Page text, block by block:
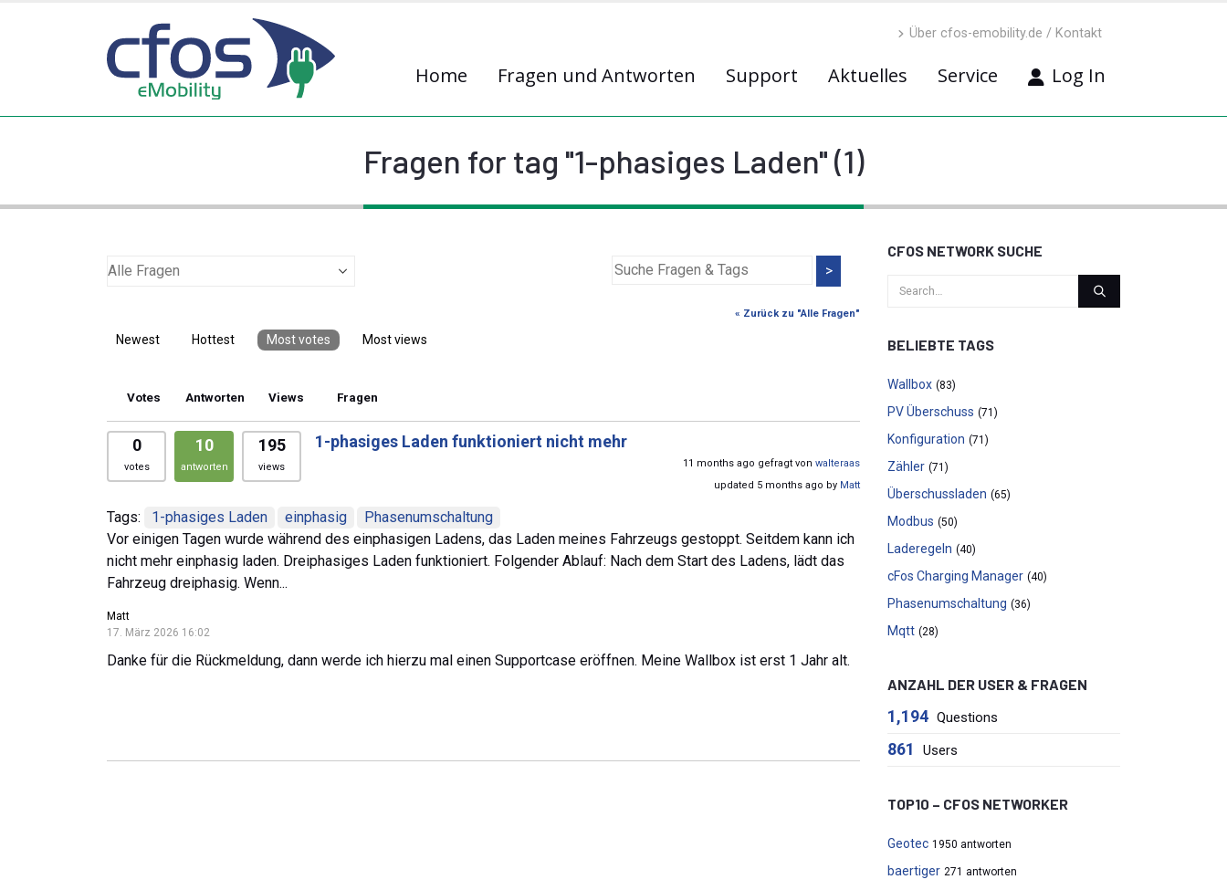
Über cfos-emobility.de / Kontakt
Home Fragen und Antworten Support Aktuelles Service Log In
Fragen for tag "1-phasiges Laden" (1)
>
« Zurück zu "Alle Fragen"
Newest Hottest Most votes Most views
Votes Antworten Views Fragen
0
votes
10
antworten
195
views
1-phasiges Laden funktioniert nicht mehr
11 months ago gefragt von walteraas
updated 5 months ago by Matt
Tags: 1-phasiges Laden einphasig
Phasenumschaltung
Vor einigen Tagen wurde während des einphasigen Ladens, das Laden meines Fahrzeugs gestoppt. Seitdem kann ich
nicht mehr einphasig laden. Dreiphasiges Laden funktioniert. Folgender Ablauf: Nach dem Start des Ladens, lädt das
Fahrzeug dreiphasig. Wenn...
Matt
17. März 2026 16:02
Danke für die Rückmeldung, dann werde ich hierzu mal einen Supportcase eröffnen. Meine Wallbox ist erst 1 Jahr alt.
CFOS NETWORK SUCHE
BELIEBTE TAGS
Wallbox (83)
PV Überschuss (71)
Konfiguration (71)
Zähler (71)
Überschussladen (65)
Modbus (50)
Laderegeln (40)
cFos Charging Manager (40)
Phasenumschaltung (36)
Mqtt (28)
ANZAHL DER USER & FRAGEN
1,194 Questions
861 Users
TOP10 – CFOS NETWORKER
Geotec 1950 antworten
baertiger 271 antworten